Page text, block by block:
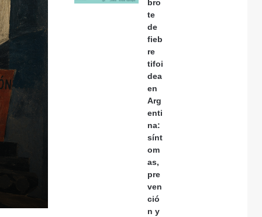
bro
te
de
fieb
re
tifoi
dea
en
Arg
enti
na:
sínt
om
as,
pre
ven
ció
n y